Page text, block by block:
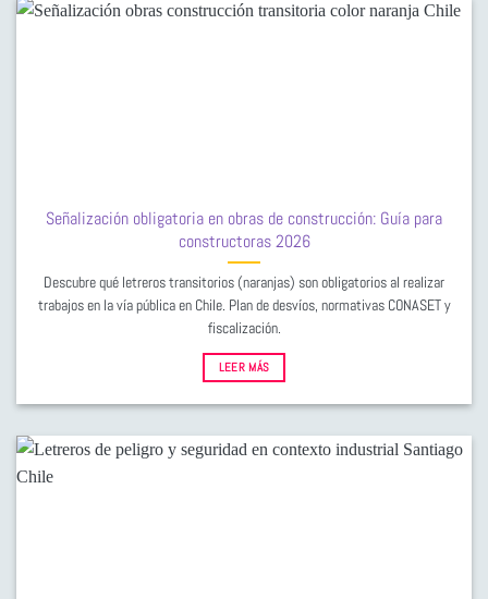
Señalización obligatoria en obras de construcción: Guía para
constructoras 2026
Descubre qué letreros transitorios (naranjas) son obligatorios al realizar
trabajos en la vía pública en Chile. Plan de desvíos, normativas CONASET y
fiscalización.
LEER MÁS